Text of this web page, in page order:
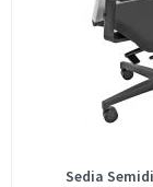
Sedia